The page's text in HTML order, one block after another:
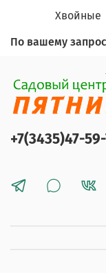
Хвойные
По вашему
+7(3435)47-